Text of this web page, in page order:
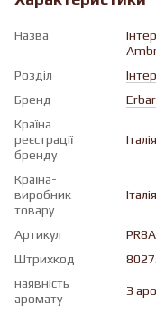
Назва
Розділ
Бренд
Країна
реєстрації
бренду
Італія
Країна-
виробник
товару
Італія
Артикул
Штрихкод
наявність
аромату
З